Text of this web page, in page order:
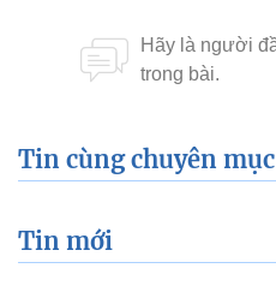
Tin cùng chuyên mục
Tin mới